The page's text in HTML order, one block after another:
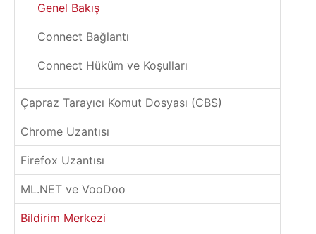
Genel Bakış
Connect Bağlantı
Connect Hüküm ve Koşulları
Çapraz Tarayıcı Komut Dosyası (CBS)
Chrome Uzantısı
Firefox Uzantısı
ML.NET ve VooDoo
Bildirim Merkezi